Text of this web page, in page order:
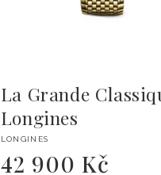
La Grande
Longines
Dodavatel:
LONGINES
Běžná
42 900 Kč